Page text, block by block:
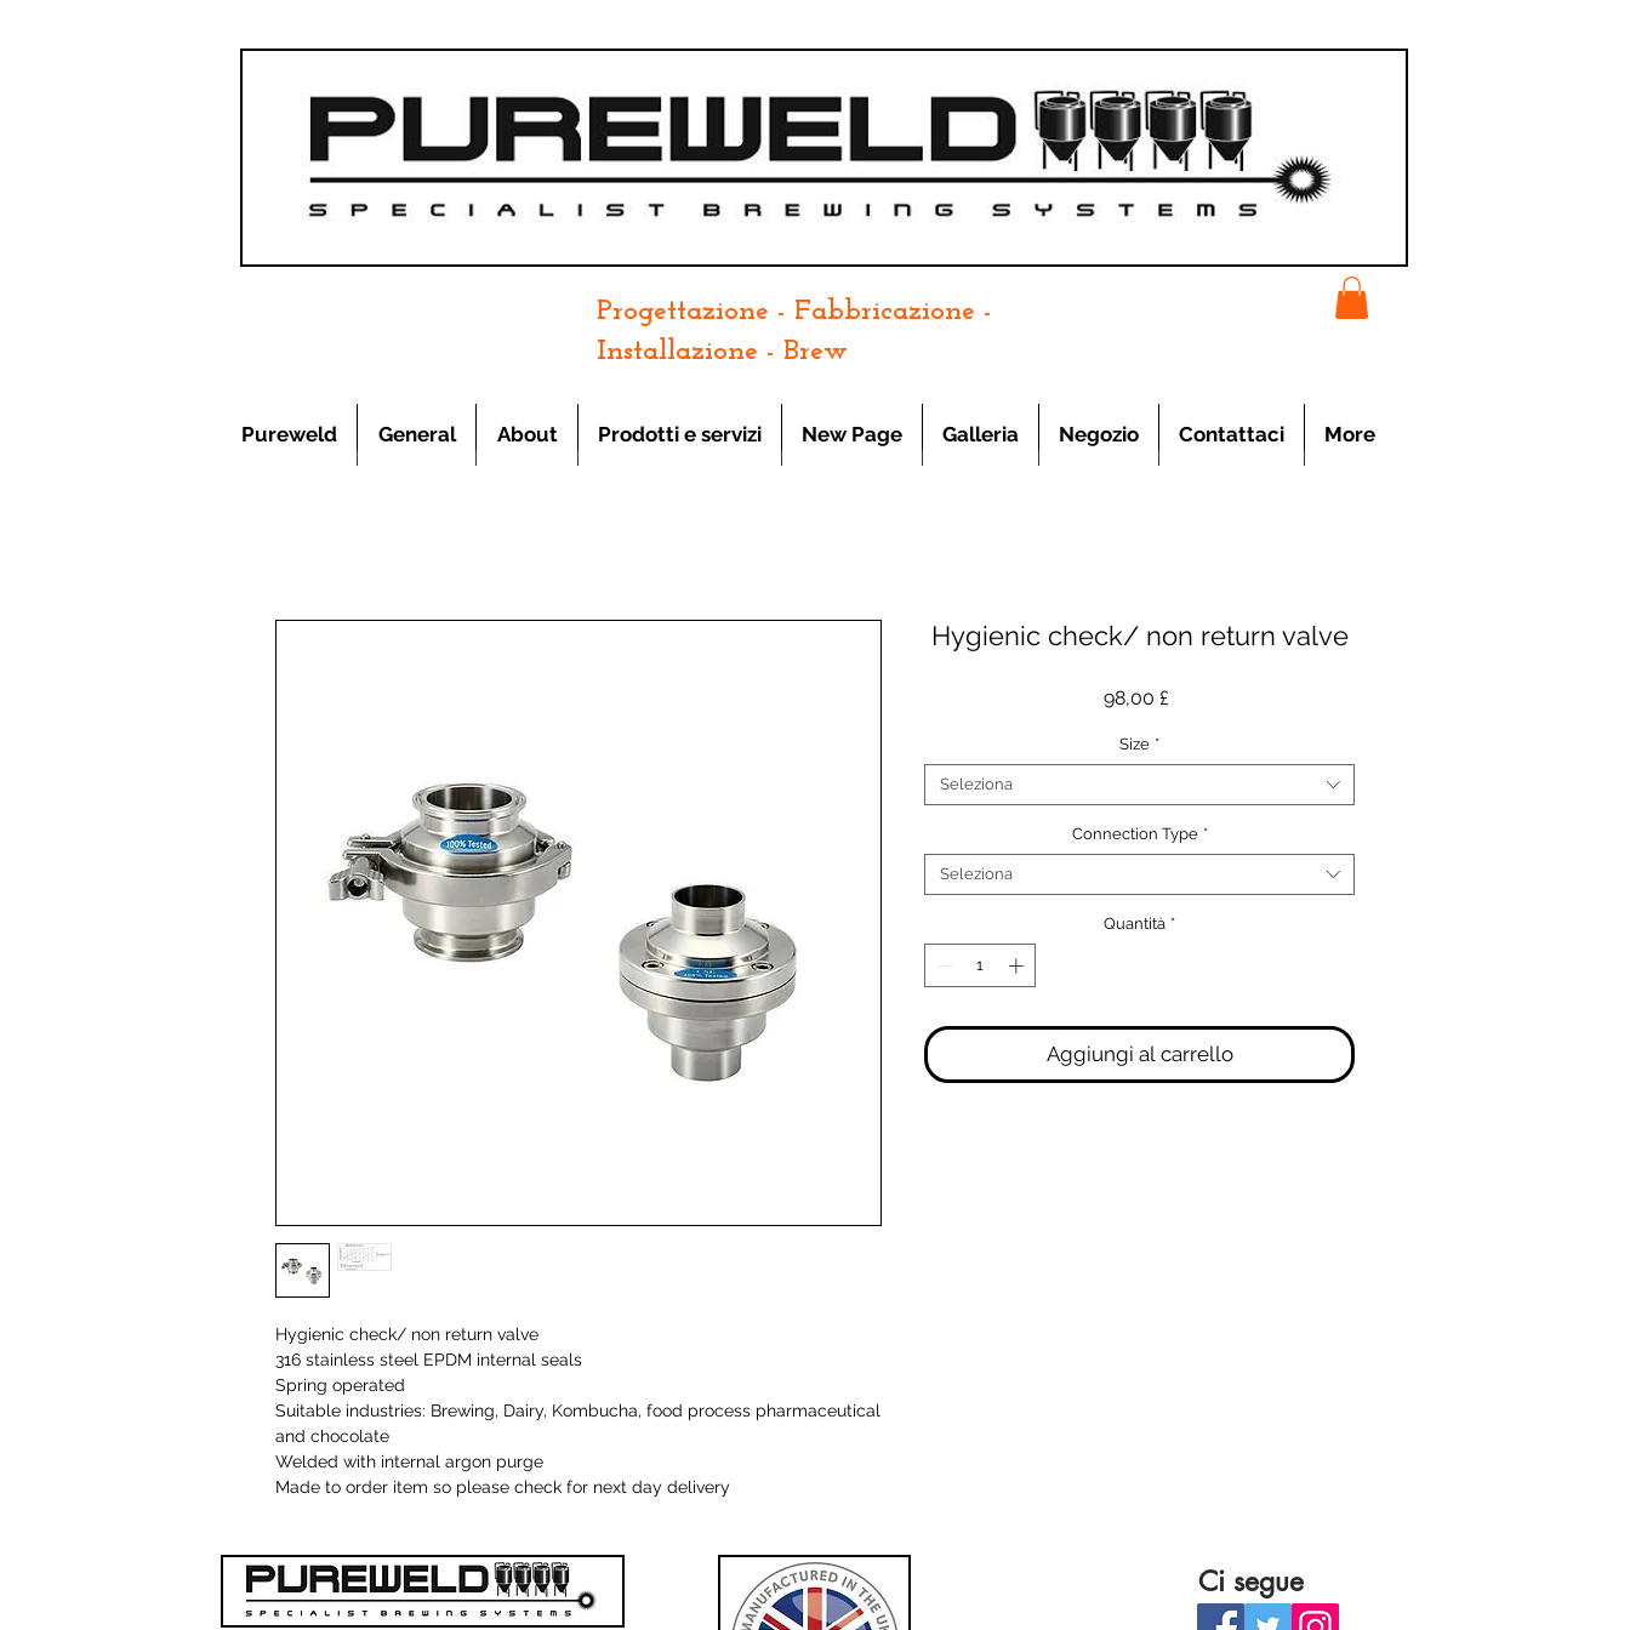
Progettazione - Fabbricazione -
Installazione - Brew
Pureweld General About Prodotti e servizi New Page Galleria Negozio Contattaci More
Hygienic check/ non return valve
316 stainless steel EPDM internal seals
Spring operated
Suitable industries: Brewing, Dairy, Kombucha, food process pharmaceutical
and chocolate
Welded with internal argon purge
Made to order item so please check for next day delivery
Hygienic check/ non return valve
98,00 £
Size *
Seleziona
Connection Type *
Seleziona
Quantità *
Aggiungi al carrello
Ci segue